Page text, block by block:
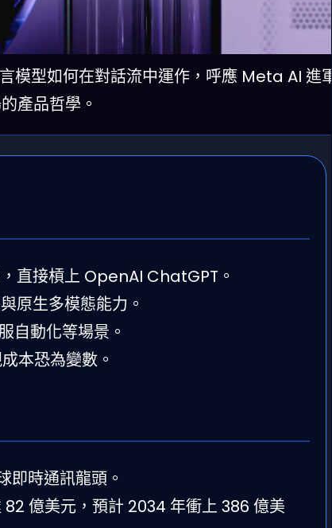
型如何在對話流中運作，呼應 Meta AI 進軍
產品哲學。
直接槓上 OpenAI ChatGPT。
原生多模態能力。
自動化等場景。
本恐為變數。
時通訊龍頭。
億美元，預計 2034 年衝上 386 億美